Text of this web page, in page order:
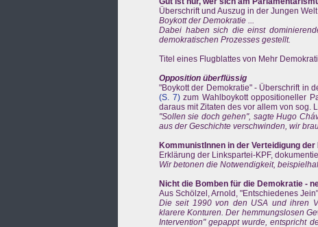
Überschrift und Auszug in der Jungen
Boykott der Demokratie ...
Dabei haben sich die einst
demokratischen Prozesses gestellt.
Titel eines Flugblattes von Mehr
Opposition überflüssig
"Boykott der Demokratie" - Überschrift in
(S. 7)zum Wahlboykott oppositioneller
daraus mit Zitaten des vor allem von sog.
"Sollen sie doch gehen", sagte Hugo
aus der Geschichte verschwinden, wir
KommunistInnen in der Verteidigung
Erklärung der Linkspartei-KPF,
Wir betonen die Notwendigkeit,
Nicht die Bomben für die Demokratie -
Aus Schölzel, Arnold, "Entschiedenes
Die seit 1990 von den USA und ihren
klarere Konturen. Der hemmungslosen
Intervention" gepappt wurde, entspricht